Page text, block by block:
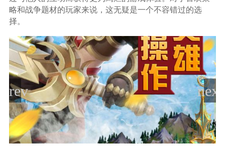
略和战争题材的玩家来说，这无疑是一个不容错过的选
择。